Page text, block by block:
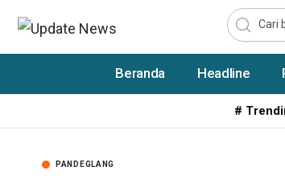
Beranda Headline
#
PANDEGLANG